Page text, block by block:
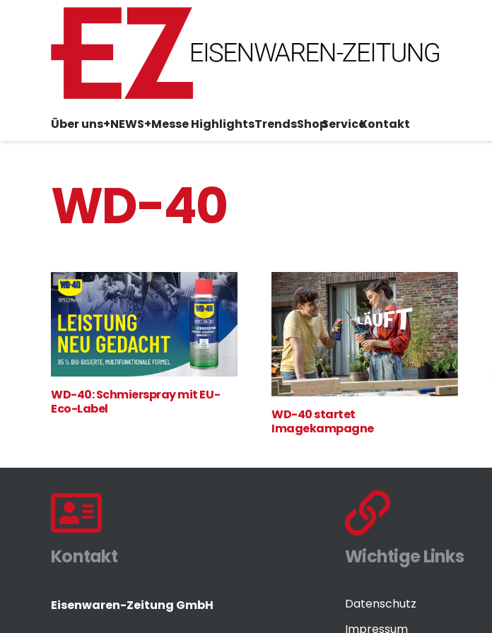
Über uns+NEWS+Messe HighlightsTrendsShopServiceKontakt
WD-40
WD-40: Schmierspray mit EU-
Eco-Label
WD-40 startet
Imagekampagne
Kontakt
Eisenwaren-Zeitung GmbH
Wichtige Links
Datenschutz
Impressum